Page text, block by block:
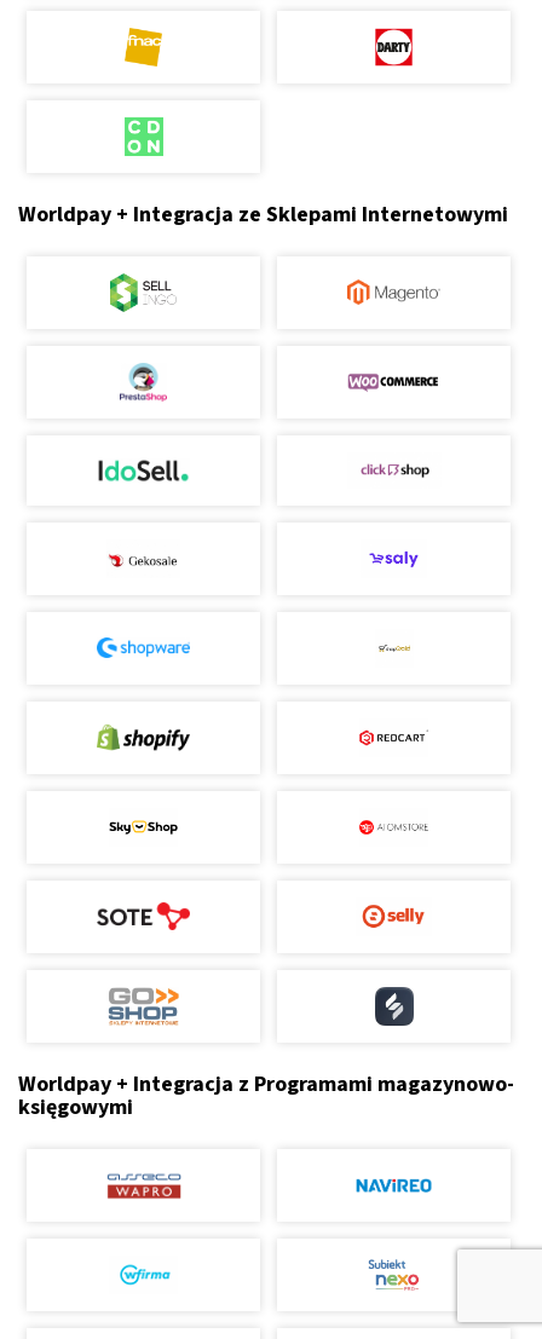
Worldpay + Integracja ze Sklepami Internetowymi
Worldpay + Integracja z Programami magazynowo-
księgowymi